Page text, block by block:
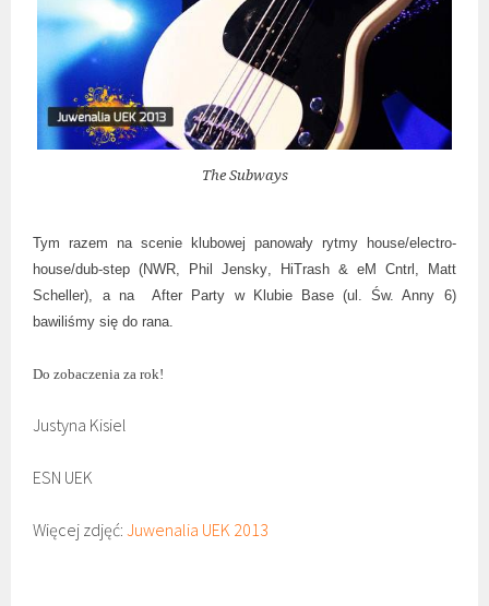
The Subways
Tym razem na scenie klubowej panowały rytmy
house/electro-
house/dub-step (NWR, Phil Jensky, HiTrash & eM Cntrl ,
Matt
Scheller), a naAfter Party w Klubie Base (ul. Św. Anny 6)
bawiliśmy się do rana.
Do zobaczenia za rok!
Justyna Kisiel
ESN UEK
Więcej zdjęć:Juwenalia UEK 2013